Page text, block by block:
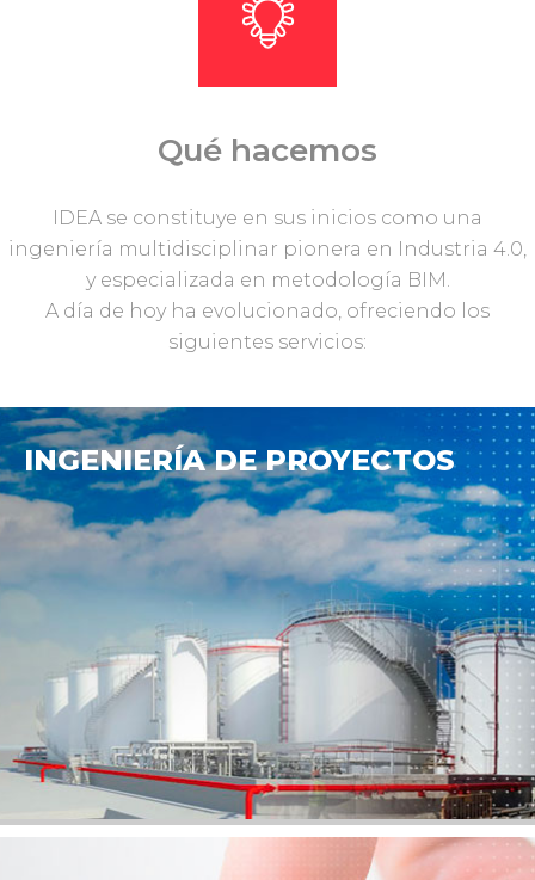
Qué hacemos
IDEA se constituye en sus inicios como una
ingeniería multidisciplinar pionera en Industria 4.0,
y especializada en metodología BIM.
A día de hoy ha evolucionado, ofreciendo los
siguientes servicios:
INGENIERÍA DE PROYECTOS